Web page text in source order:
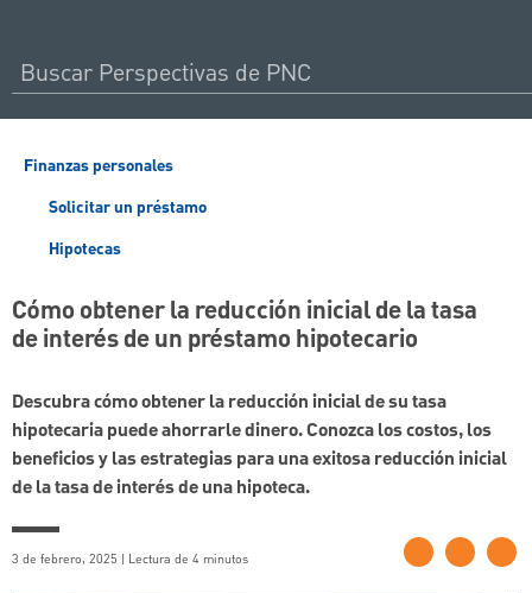
Finanzas personales
Solicitar un préstamo
Hipotecas
Cómo obtener la reducción inicial de la tasa
de interés de un préstamo hipotecario
Descubra cómo obtener la reducción inicial de su tasa
hipotecaria puede ahorrarle dinero. Conozca los costos, los
beneficios y las estrategias para una exitosa reducción inicial
de la tasa de interés de una hipoteca.
3 de febrero, 2025 | Lectura de 4 minutos